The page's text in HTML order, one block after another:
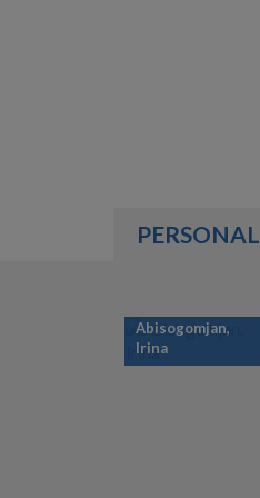
PERSONAL
Abisogomjan,
Irina
PAGINATION